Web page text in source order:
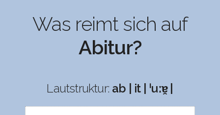
Was reimt sich auf
Abitur?
Lautstruktur: ab | it | ˈuːɐ̯ |